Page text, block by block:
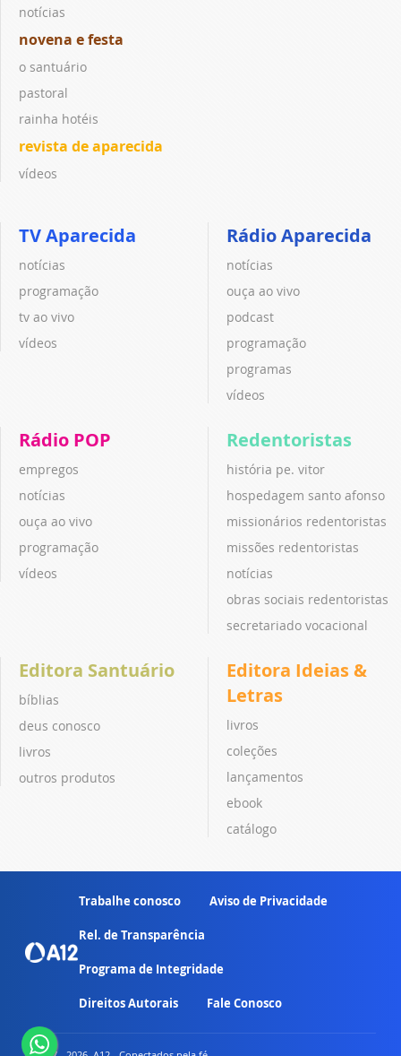
notícias
novena e festa
o santuário
pastoral
rainha hotéis
revista de aparecida
vídeos
TV Aparecida
notícias
programação
tv ao vivo
vídeos
Rádio Aparecida
notícias
ouça ao vivo
podcast
programação
programas
vídeos
Rádio POP
empregos
notícias
ouça ao vivo
programação
vídeos
Redentoristas
história pe. vitor
hospedagem santo afonso
missionários redentoristas
missões redentoristas
notícias
obras sociais redentoristas
secretariado vocacional
Editora Santuário
bíblias
deus conosco
livros
outros produtos
Editora Ideias &
Letras
livros
coleções
lançamentos
ebook
catálogo
Trabalhe conosco Aviso de Privacidade
Rel. de Transparência
Programa de Integridade
Direitos Autorais Fale Conosco